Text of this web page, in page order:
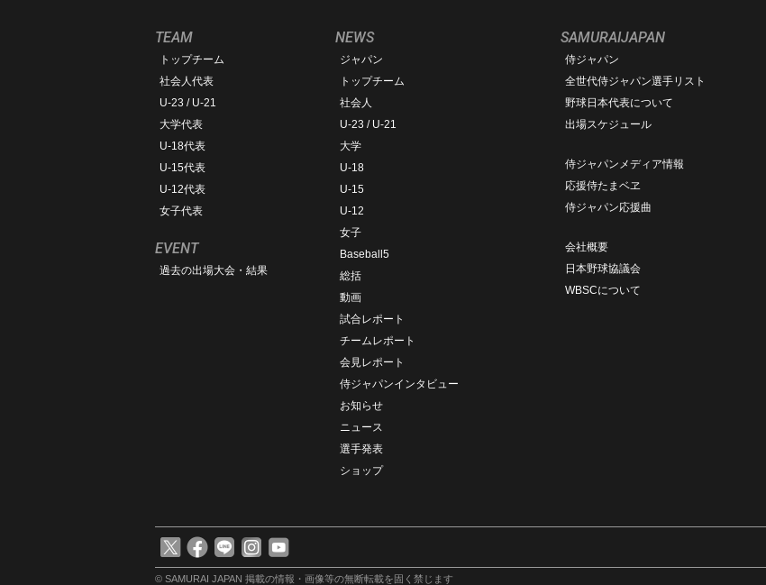
TEAM
トップチーム
社会人代表
U-23 / U-21
大学代表
U-18代表
U-15代表
U-12代表
女子代表
EVENT
過去の出場大会・結果
NEWS
ジャパン
トップチーム
社会人
U-23 / U-21
大学
U-18
U-15
U-12
女子
Baseball5
総括
動画
試合レポート
チームレポート
会見レポート
侍ジャパンインタビュー
お知らせ
ニュース
選手発表
ショップ
SAMURAIJAPAN
侍ジャパン
全世代侍ジャパン選手リスト
野球日本代表について
出場スケジュール
侍ジャパンメディア情報
応援侍たまベヱ
侍ジャパン応援曲
会社概要
日本野球協議会
WBSCについて
© SAMURAI JAPAN 掲載の情報・画像等の無断転載を固く禁じます